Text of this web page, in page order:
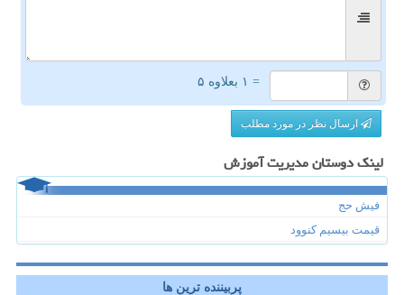
= ۱ بعلاوه ۵
ارسال نظر در مورد مطلب
لینک دوستان مدیریت آموزش
فیش حج
قیمت بیسیم کنوود
پربیننده ترین ها